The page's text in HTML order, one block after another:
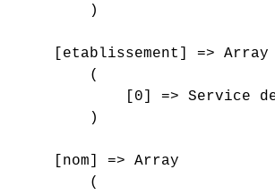
        )
    [etablissement] => Array
        (
[0] => Service
        )
    [nom] => Array
        (